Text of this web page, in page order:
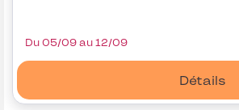
Détails
Du 05/09 au 12/09